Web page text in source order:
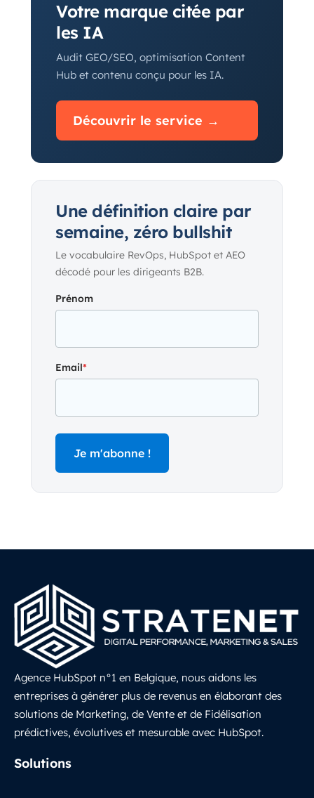
Votre marque citée par
les IA
Audit GEO/SEO, optimisation Content
Hub et contenu conçu pour les IA.
Découvrir le service →
Une définition claire par
semaine, zéro bullshit
Le vocabulaire RevOps, HubSpot et AEO
décodé pour les dirigeants B2B.
Prénom
Email*
Agence HubSpot n°1 en Belgique, nous aidons les
entreprises à générer plus de revenus en élaborant des
solutions de Marketing, de Vente et de Fidélisation
prédictives, évolutives et mesurable avec HubSpot.
Solutions